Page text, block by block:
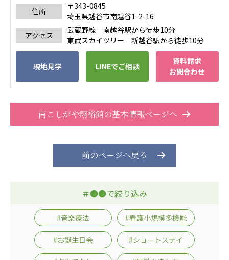
住所
〒343-0845
埼玉県越谷市南越谷1-2-16
アクセス
武蔵野線 南越谷駅から徒歩10分
東武スカイツリー 新越谷駅から徒歩10分
現地見学 LINEでご相談
資料請求
お問合わせ
南こしがや翔裕館の基本情報ページへ
前のページへ戻る
＃●●で絞り込み
#音楽療法 #看護小規模多機能
#お誕生日会 #ショートステイ